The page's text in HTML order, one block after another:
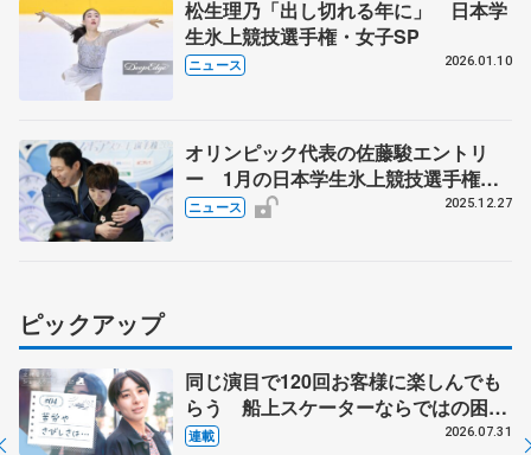
松生理乃「出し切れる年に」 日本学
生氷上競技選手権・女子SP
ニュース 2026.01.10
オリンピック代表の佐藤駿エントリ
ー 1月の日本学生氷上競技選手権
女子は住吉りをん、今季限りで引退の
ニュース 2025.12.27
ピックアップ
同じ演目で120回お客様に楽しんでも
らう 船上スケーターならではの困難
とは 影響あったPIW前キャプテン松
連載 2026.07.31